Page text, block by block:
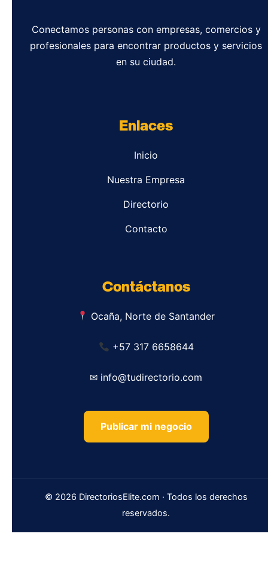
Conectamos personas con empresas, comercios y
profesionales para encontrar productos y servicios
en su ciudad.
Enlaces
Inicio
Nuestra Empresa
Directorio
Contacto
Contáctanos
Ocaña, Norte de Santander
+57 317 6658644
✉ info@tudirectorio.com
Publicar mi negocio
© 2026 DirectoriosElite.com · Todos los derechos
reservados.